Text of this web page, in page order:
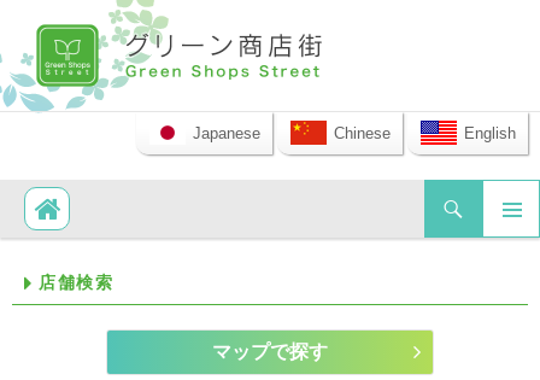
Japanese Chinese English
検索
コンテンツへ移動
店舗検索
マップで探す